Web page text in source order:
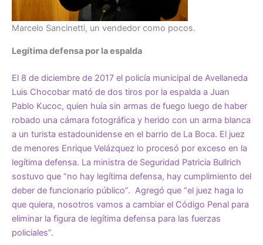
Marcelo Sancinetti, un vendedor como pocos.
Legítima defensa por la espalda
El 8 de diciembre de 2017 el policía municipal de Avellaneda
Luis Chocobar mató de dos tiros por la espalda a Juan
Pablo Kucoc, quien huía sin armas de fuego luego de haber
robado una cámara fotográfica y herido con un arma blanca
a un turista estadounidense en el barrio de La Boca. El juez
de menores Enrique Velázquez lo procesó por exceso en la
legítima defensa. La ministra de Seguridad Patricia Bullrich
sostuvo que “no hay legítima defensa, hay cumplimiento del
deber de funcionario público”. Agregó que “el juez haga lo
que quiera, nosotros vamos a cambiar el Código Penal para
eliminar la figura de legítima defensa para las fuerzas
policiales”.